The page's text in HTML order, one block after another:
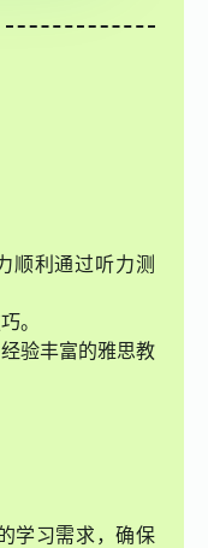
顺利通过听力测
。
验丰富的雅思教
学习需求，确保